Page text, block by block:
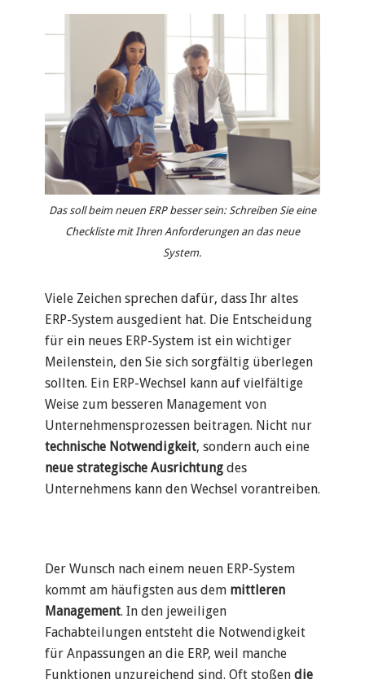
Das soll beim neuen ERP besser sein: Schreiben Sie eine
Checkliste mit Ihren Anforderungen an das neue
System.
Viele Zeichen sprechen dafür, dass Ihr altes
ERP-System ausgedient hat. Die Entscheidung
für ein neues ERP-System ist ein wichtiger
Meilenstein, den Sie sich sorgfältig überlegen
sollten. Ein ERP-Wechsel kann auf vielfältige
Weise zum besseren Management von
Unternehmensprozessen beitragen. Nicht nur
technische Notwendigkeit, sondern auch eine
neue strategische Ausrichtung des
Unternehmens kann den Wechsel vorantreiben.
Der Wunsch nach einem neuen ERP-System
kommt am häufigsten aus dem mittleren
Management. In den jeweiligen
Fachabteilungen entsteht die Notwendigkeit
für Anpassungen an die ERP, weil manche
Funktionen unzureichend sind. Oft stoßen die